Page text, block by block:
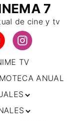
7
de cine y tv
TV
ANUAL